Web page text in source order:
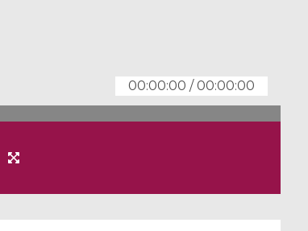
00:00:00 /00:00:00